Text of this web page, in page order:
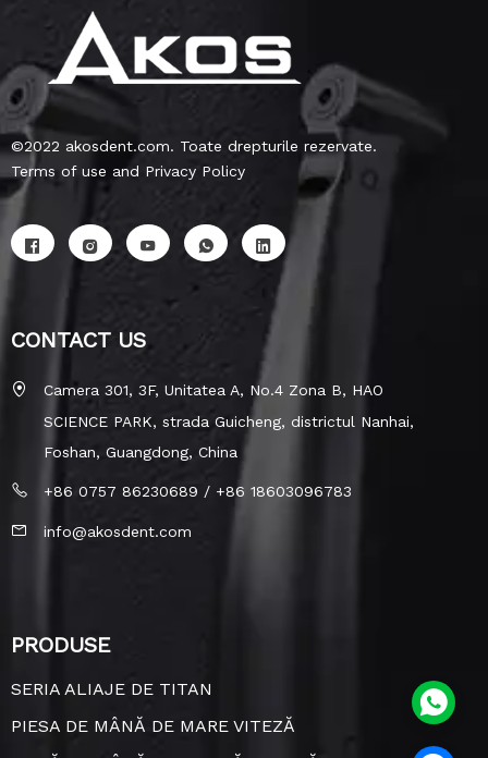
©2022 akosdent.com. Toate drepturile rezervate.
Terms of use and Privacy Policy
CONTACT US
Camera 301, 3F, Unitatea A, No.4 Zona B, HAO
SCIENCE PARK, strada Guicheng, districtul Nanhai,
Foshan, Guangdong, China
+86 0757 86230689 / +86 18603096783
info@akosdent.com
PRODUSE
SERIA ALIAJE DE TITAN
PIESA DE MÂNĂ DE MARE VITEZĂ